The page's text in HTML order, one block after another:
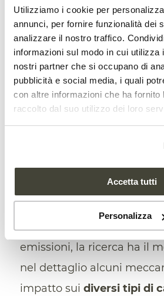
Utilizziamo i cookie per
annunci, per fornire funzionalità dei
analizzare il nostro traffico.
informazioni sul modo in cui utilizza
nostri partner che si occupano di
pubblicità e social media, i quali
con altre informazioni che ha fornito
raccolto dal suo utilizzo dei loro
Accetta tutti
Personalizza
Dal degrado
A differenza degli studi
sono storicamente
esclusivamente sui flussi
emissioni, la ricerca ha il
nel dettaglio alcuni
impatto sui diversi tipi di